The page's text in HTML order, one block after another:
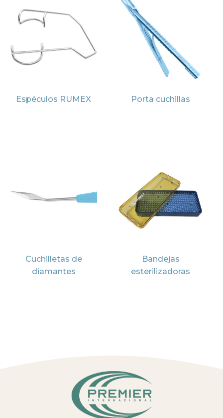
Espéculos RUMEX Porta cuchillas
Cuchilletas de
diamantes
Bandejas
esterilizadoras